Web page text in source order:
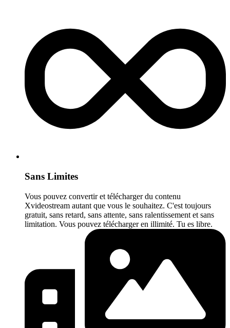
Sans Limites
Vous pouvez convertir et télécharger du contenu
Xvideostream autant que vous le souhaitez. C'est toujours
gratuit, sans retard, sans attente, sans ralentissement et sans
limitation. Vous pouvez télécharger en illimité. Tu es libre.